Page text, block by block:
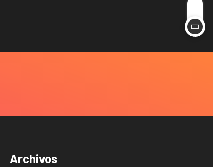
Archivos